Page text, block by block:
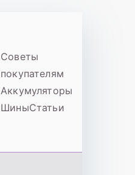
Советы
покупателям
Аккумуляторы
ШиныСтатьи